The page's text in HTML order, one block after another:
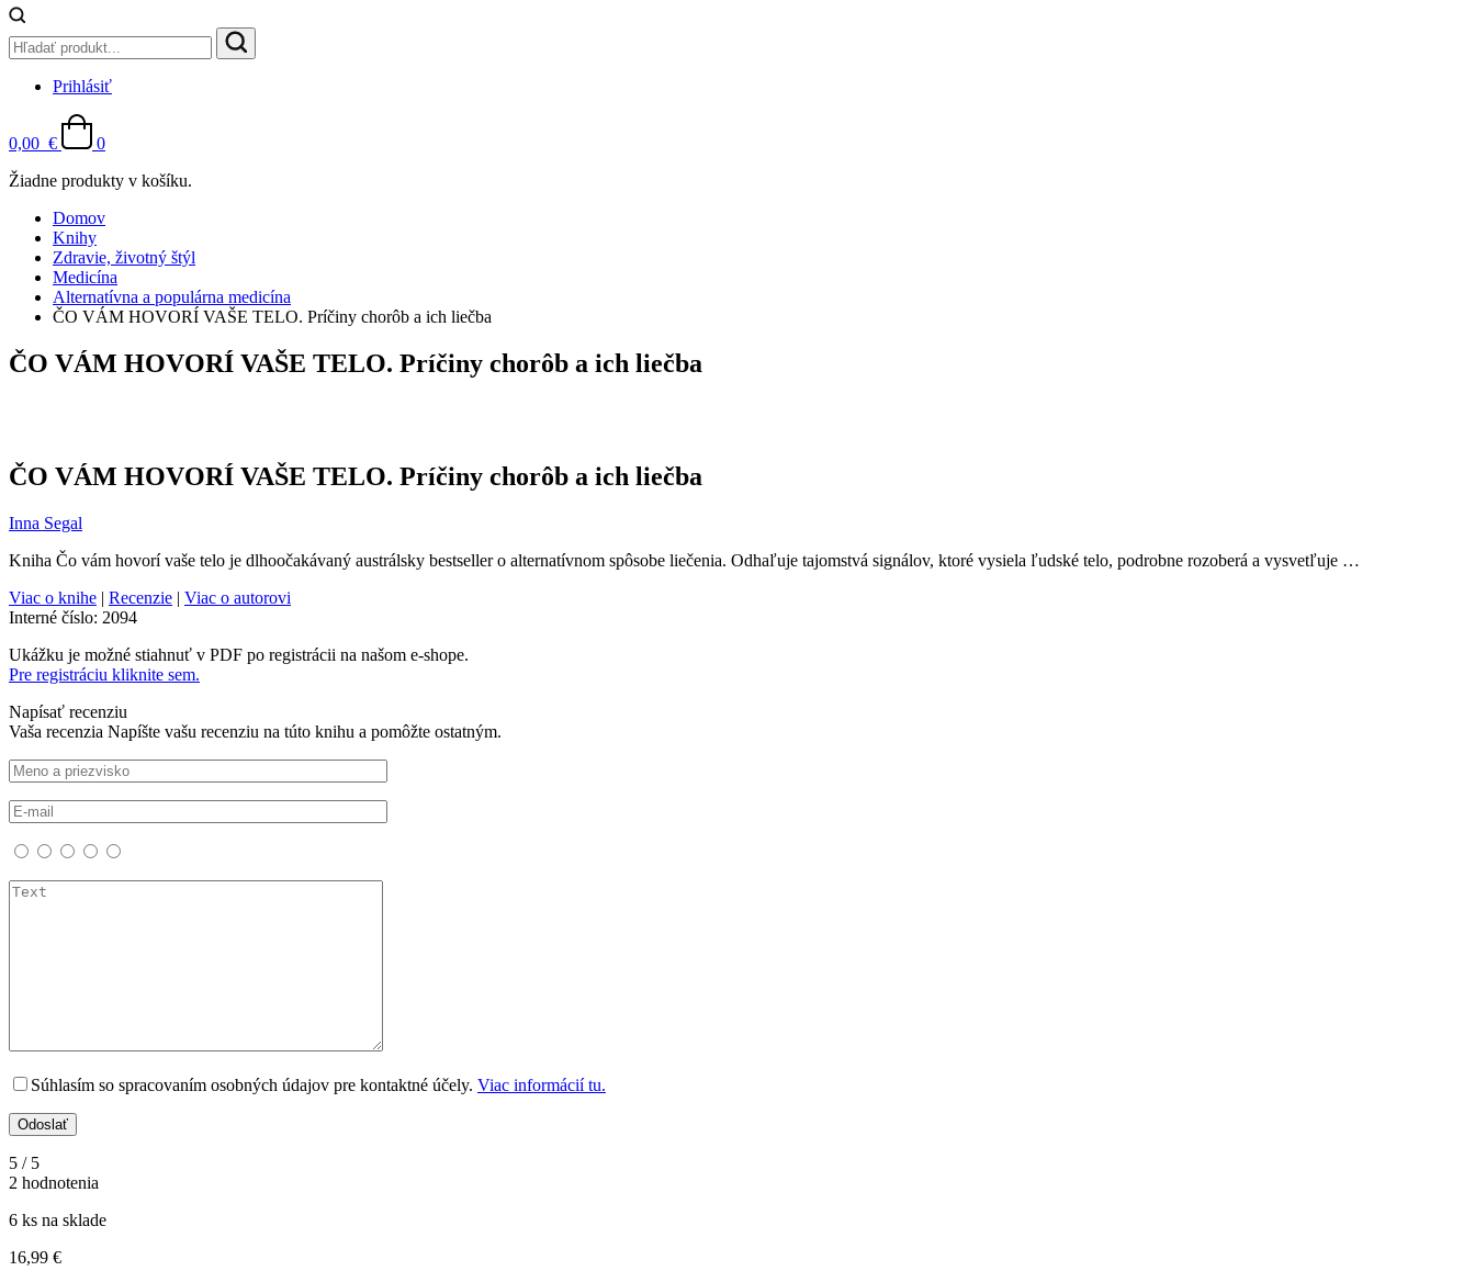
Prihlásiť
0,00 €
0
Žiadne produkty v košíku.
Domov
Knihy
Zdravie, životný štýl
Medicína
Alternatívna a populárna medicína
ČO VÁM HOVORÍ VAŠE TELO. Príčiny chorôb a ich liečba
ČO VÁM HOVORÍ VAŠE TELO. Príčiny chorôb a ich liečba
ČO VÁM HOVORÍ VAŠE TELO. Príčiny chorôb a ich liečba
Inna Segal
Kniha Čo vám hovorí vaše telo je dlhoočakávaný austrálsky bestseller o alternatívnom spôsobe liečenia. Odhaľuje tajomstvá signálov, ktoré vysiela ľudské telo, podrobne rozoberá a vysvetľuje …
Viac o knihe | Recenzie | Viac o autorovi
Interné číslo: 2094
Ukážku je možné stiahnuť v PDF po registrácii na našom e-shope.
Pre registráciu kliknite sem.
Napísať recenziu
Vaša recenzia Napíšte vašu recenziu na túto knihu a pomôžte ostatným.
Súhlasím so spracovaním osobných údajov pre kontaktné účely. Viac informácií tu.
5 / 5
2 hodnotenia
6 ks na sklade
16,99 €